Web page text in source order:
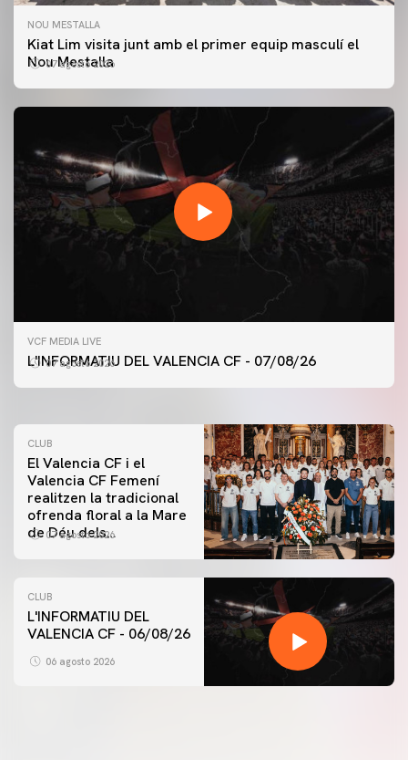
NOU MESTALLA
Kiat Lim visita junt amb el primer equip masculí el
Nou Mestalla
07 agosto 2026
VCF MEDIA LIVE
L'INFORMATIU DEL VALENCIA CF - 07/08/26
07 agosto 2026
PRIMER EQUIP
ENTRENAMENT DEL VALENCIA CF 7/8/2026
CLUB
El Valencia CF i el
Valencia CF Femení
realitzen la tradicional
ofrenda floral a la Mare
de Déu dels
07 agosto 2026
CLUB
L'INFORMATIU DEL
VALENCIA CF - 06/08/26
06 agosto 2026
PRIMER EQUIP
ENTRENAMENT DEL VALENCIA CF 6/8/2026